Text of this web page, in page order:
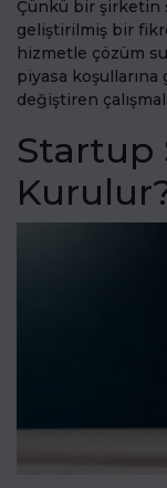
Çünkü bir şirketin
geliştirilmiş bir
hizmetle çözüm
piyasa
değiştiren
Startup